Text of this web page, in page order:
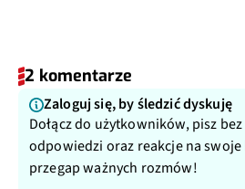
2 komentarze
Zaloguj się, by śledzić dyskuję
Dołącz do użytkowników, pisz
odpowiedzi oraz reakcje na
przegap ważnych rozmów!